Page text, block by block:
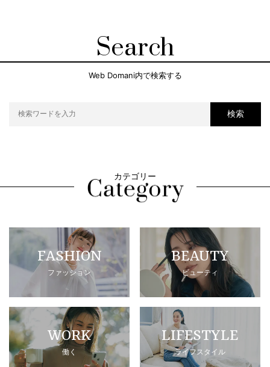
Search
Web Domani内で検索する
検索
カテゴリー
FASHION
ファッション
BEAUTY
ビューティ
WORK
働く
LIFESTYLE
ライフスタイル